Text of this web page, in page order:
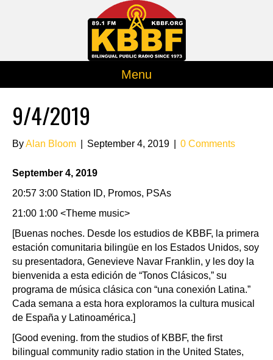
Menu
9/4/2019
ByAlan Bloom September 4, 2019 0 Comments
September 4, 2019
20:57 3:00 Station ID, Promos, PSAs
21:00 1:00 <Theme music>
[Buenas noches. Desde los estudios de KBBF, la primera
estación comunitaria bilingüe en los Estados Unidos, soy
su presentadora, Genevieve Navar Franklin, y les doy la
bienvenida a esta edición de “Tonos Clásicos,” su
programa de música clásica con “una conexión Latina.”
Cada semana a esta hora exploramos la cultura musical
de España y Latinoamérica.]
[Good evening. from the studios of KBBF, the first
bilingual community radio station in the United States,